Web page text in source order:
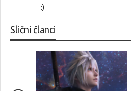
:)
Slični članci